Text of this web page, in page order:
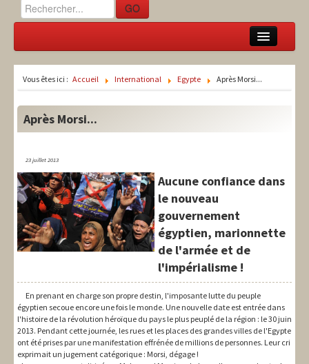
GO
Théorie
International
Syndical
Social
Vous êtes ici : Accueil International Egypte Après Morsi...
Après Morsi...
23 juillet 2013
Aucune confiance dans
le nouveau
gouvernement
égyptien, marionnette
de l'armée et de
l'impérialisme !
En prenant en charge son propre destin, l'imposante lutte du peuple
égyptien secoue encore une fois le monde. Une nouvelle date est entrée dans
l'histoire de la révolution héroïque du pays le plus peuplé de la région : le 30 juin
2013. Pendant cette journée, les rues et les places des grandes villes de l'Egypte
ont été prises par une manifestation effrénée de millions de personnes. Leur cri
exprimait un jugement catégorique : Morsi, dégage !